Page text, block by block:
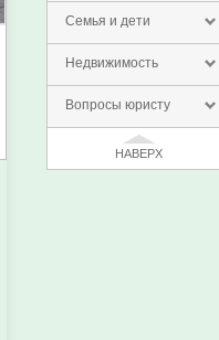
Семья и дети
Недвижимость
Вопросы юристу
НАВЕРХ